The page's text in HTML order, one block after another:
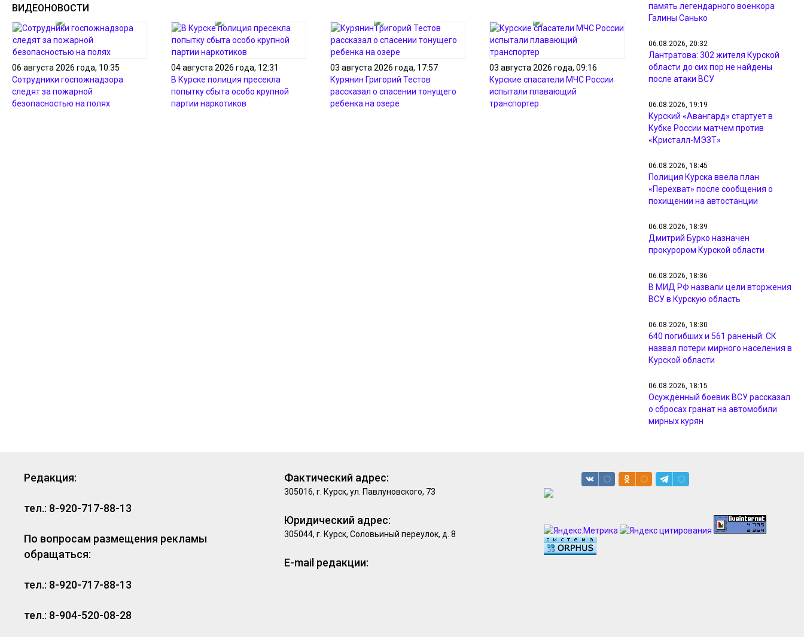
ВИДЕОНОВОСТИ
06 августа 2026 года, 10:35
Сотрудники госпожнадзора
следят за пожарной
безопасностью на полях
04 августа 2026 года, 12:31
В Курске полиция пресекла
попытку сбыта особо крупной
партии наркотиков
03 августа 2026 года, 17:57
Курянин Григорий Тестов
рассказал о спасении тонущего
ребенка на озере
03 августа 2026 года, 09:16
Курские спасатели МЧС России
испытали плавающий
транспортер
память легендарного военкора
Галины Санько
06.08.2026, 20:32
Лантратова: 302 жителя Курской
области до сих пор не найдены
после атаки ВСУ
06.08.2026, 19:19
Курский «Авангард» стартует в
Кубке России матчем против
«Кристалл-МЭЗТ»
06.08.2026, 18:45
Полиция Курска ввела план
«Перехват» после сообщения о
похищении на автостанции
06.08.2026, 18:39
Дмитрий Бурко назначен
прокурором Курской области
06.08.2026, 18:36
В МИД РФ назвали цели вторжения
ВСУ в Курскую область
06.08.2026, 18:30
640 погибших и 561 раненый: СК
назвал потери мирного населения в
Курской области
06.08.2026, 18:15
Осуждённый боевик ВСУ рассказал
о сбросах гранат на автомобили
мирных курян
Курске ушло 34 автоцистерны воды
появились новые камеры на
скорость
Редакция:
тел.: 8-920-717-88-13
По вопросам размещения рекламы
обращаться:
тел.: 8-920-717-88-13
тел.: 8-904-520-08-28
Фактический адрес:
305016, г. Курск, ул. Павлуновского, 73
Юридический адрес:
305044, г. Курск, Соловьиный переулок, д. 8
E-mail редакции: